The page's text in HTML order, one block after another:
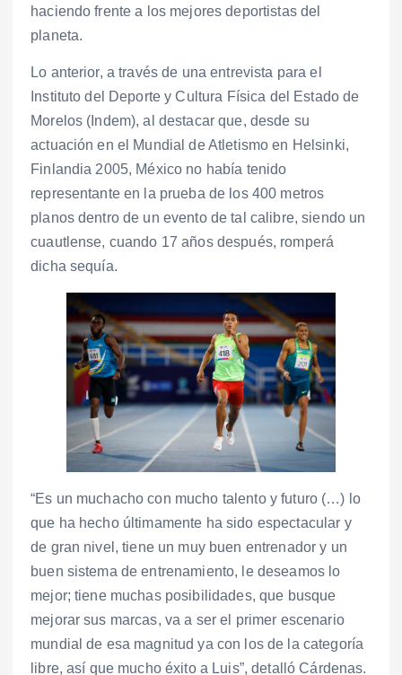
haciendo frente a los mejores deportistas del
planeta.
Lo anterior, a través de una entrevista para el
Instituto del Deporte y Cultura Física del Estado de
Morelos (Indem), al destacar que, desde su
actuación en el Mundial de Atletismo en Helsinki,
Finlandia 2005, México no había tenido
representante en la prueba de los 400 metros
planos dentro de un evento de tal calibre, siendo un
cuautlense, cuando 17 años después, romperá
dicha sequía.
“Es un muchacho con mucho talento y futuro (…) lo
que ha hecho últimamente ha sido espectacular y
de gran nivel, tiene un muy buen entrenador y un
buen sistema de entrenamiento, le deseamos lo
mejor; tiene muchas posibilidades, que busque
mejorar sus marcas, va a ser el primer escenario
mundial de esa magnitud ya con los de la categoría
libre, así que mucho éxito a Luis”, detalló Cárdenas.